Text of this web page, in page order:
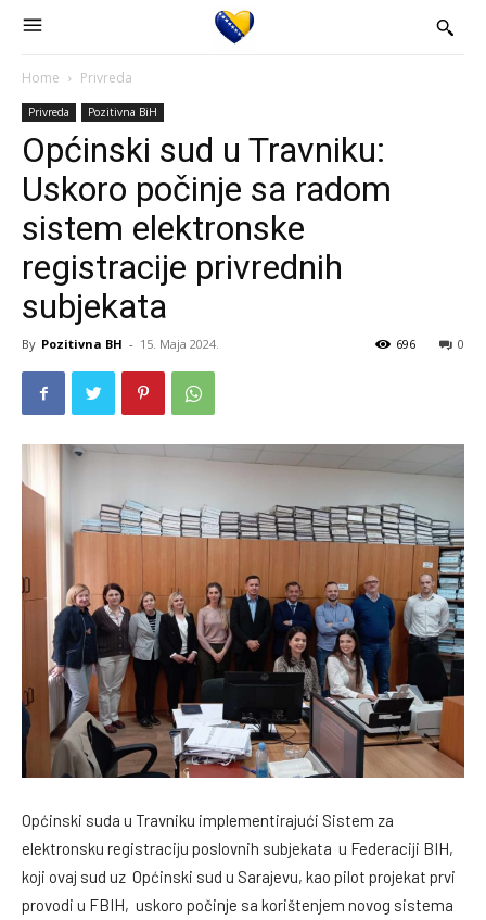
Home Privreda
Privreda Pozitivna BiH
Općinski sud u Travniku:
Uskoro počinje sa radom
sistem elektronske
registracije privrednih
subjekata
By Pozitivna BH - 15. Maja 2024. 0
696
Općinski suda u Travniku implementirajući Sistem za
elektronsku registraciju poslovnih subjekata u Federaciji BIH,
koji ovaj sud uz Općinski sud u Sarajevu, kao pilot projekat prvi
provodi u FBIH, uskoro počinje sa korištenjem novog sistema